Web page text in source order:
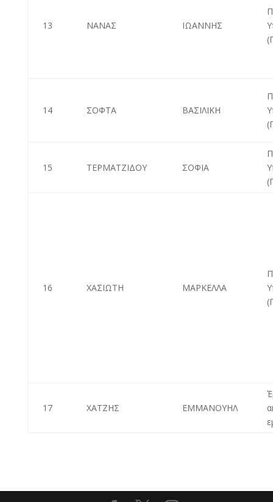
13 ΝΑΝΑΣ ΙΩΑΝΝΗΣ
14 ΣΟΦΤΑ ΒΑΣΙΛΙΚΗ
15 ΤΕΡΜΑΤΖΙΔΟΥ ΣΟΦΙΑ
16 ΧΑΣΙΩΤΗ ΜΑΡΚΕΛΛΑ
17 ΧΑΤΖΗΣ ΕΜΜΑΝΟΥΗΛ